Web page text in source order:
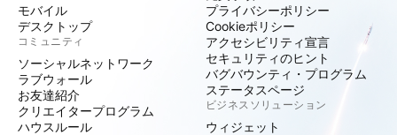
モバイル
デスクトップ
コミュニティ
ソーシャルネットワーク
ラブウォール
お友達紹介
クリエイタープログラム
ハウスルール
プライバシーポリシー
Cookieポリシー
アクセシビリティ宣言
セキュリティのヒント
バグバウンティ・プログラム
ステータスページ
ビジネスソリューション
ウィジェット